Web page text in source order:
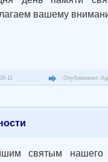
вашему
11 Опубликовал:
святым нашего